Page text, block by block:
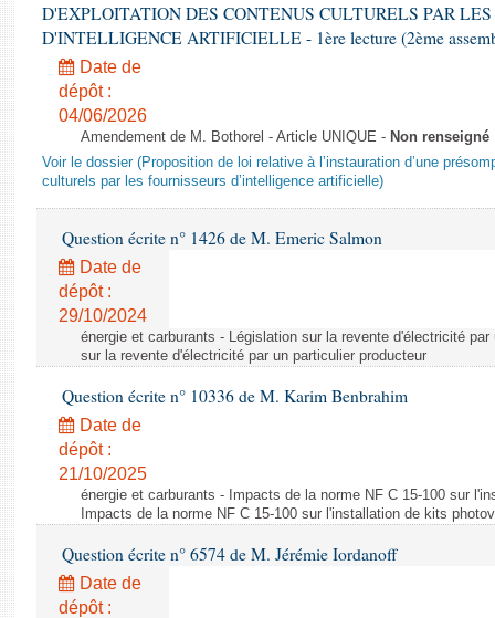
D'EXPLOITATION DES CONTENUS CULTURELS PAR LES
D'INTELLIGENCE ARTIFICIELLE - 1ère lecture (2ème
Date de
dépôt :
04/06/2026
Amendement de M. Bothorel - Article UNIQUE - Non renseigné
Voir le dossier (Proposition de loi relative à l’instauration d’une
culturels par les fournisseurs d’intelligence artificielle)
Question écrite n° 1426 de M. Emeric Salmon
Date de
dépôt :
29/10/2024
énergie et carburants - Législation sur la revente d'électricité
sur la revente d'électricité par un particulier producteur
Question écrite n° 10336 de M. Karim Benbrahim
Date de
dépôt :
21/10/2025
énergie et carburants - Impacts de la norme NF C 15-100 sur
Impacts de la norme NF C 15-100 sur l'installation de kits
Question écrite n° 6574 de M. Jérémie Iordanoff
Date de
dépôt :